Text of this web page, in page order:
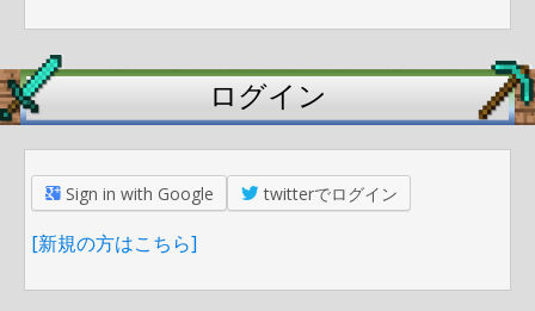
ログイン
Sign in with Google twitterでログイン
[新規の方はこちら]